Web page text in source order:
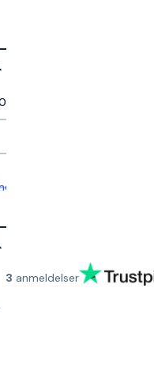
informasjon
3 anmeldelser